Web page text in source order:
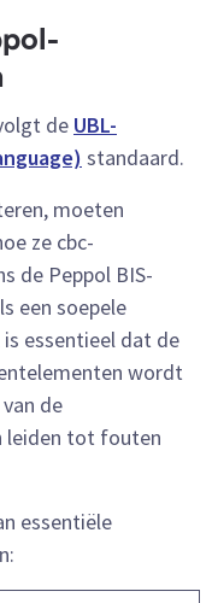
de UBL-
standaard.
moeten
ze cbc-
de Peppol BIS-
een soepele
essentieel dat de
wordt
de
leiden tot fouten
essentiële